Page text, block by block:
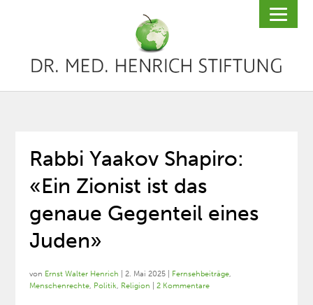
Rabbi Yaakov Shapiro:
«Ein Zionist ist das
genaue Gegenteil eines
Juden»
von Ernst Walter Henrich |2. Mai 2025 Fernsehbeiträge,
Menschenrechte, Politik, Religion |2 Kommentare